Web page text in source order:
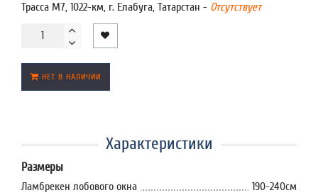
Трасса М7, 1022-км, г. Елабуга, Татарстан - Отсутствует
НЕТ В НАЛИЧИИ
Характеристики
Размеры
Ламбрекен лобового окна
190-240см